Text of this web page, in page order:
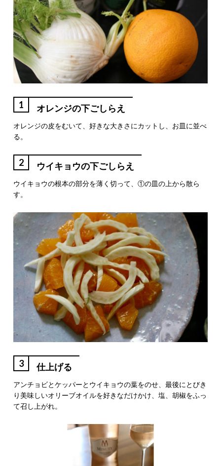
1 オレンジの下ごしらえ
オレンジの皮をむいて、好きな大きさにカットし、お皿に並べ
る。
2 ウイキョウの下ごしらえ
ウイキョウの根本の部分を薄く切って、①の皿の上から散ら
す。
3 仕上げる
アンチョビとケッパーとウイキョウの葉をのせ、最後にとびき
り美味しいオリーブオイルを好きなだけかけ、塩、胡椒をふっ
て召し上がれ。